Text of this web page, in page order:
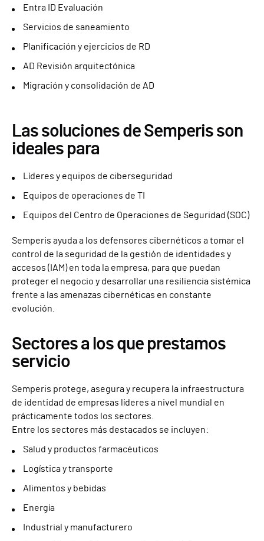
Entra ID Evaluación
Servicios de saneamiento
Planificación y ejercicios de RD
AD Revisión arquitectónica
Migración y consolidación de AD
Las soluciones de Semperis son
ideales para
Líderes y equipos de ciberseguridad
Equipos de operaciones de TI
Equipos del Centro de Operaciones de Seguridad (SOC)
Semperis ayuda a los defensores cibernéticos a tomar el
control de la seguridad de la gestión de identidades y
accesos (IAM) en toda la empresa, para que puedan
proteger el negocio y desarrollar una resiliencia sistémica
frente a las amenazas cibernéticas en constante
evolución.
Sectores a los que prestamos
servicio
Semperis protege, asegura y recupera la infraestructura
de identidad de empresas líderes a nivel mundial en
prácticamente todos los sectores.
Entre los sectores más destacados se incluyen:
Salud y productos farmacéuticos
Logística y transporte
Alimentos y bebidas
Energía
Industrial y manufacturero